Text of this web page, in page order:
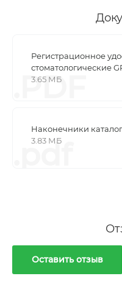
Регистрационное
стоматологические
3.65 МБ
.PDF
Наконечники
3.83 МБ
.pdf
Оставить отзыв